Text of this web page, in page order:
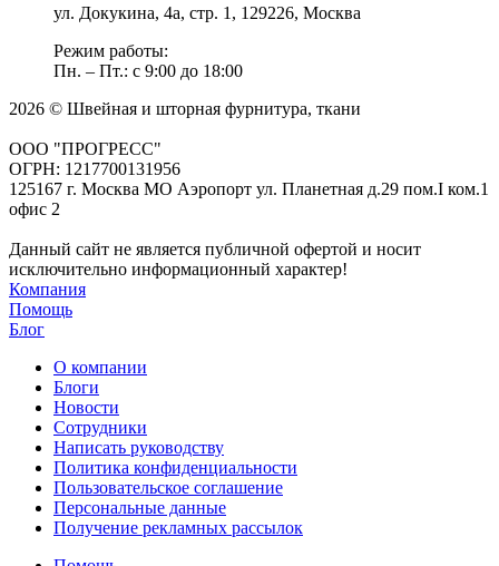
ул. Докукина, 4а, стр. 1, 129226, Москва
Режим работы:
Пн. – Пт.: с 9:00 до 18:00
2026 © Швейная и шторная фурнитура, ткани
ООО "ПРОГРЕСС"
ОГРН: 1217700131956
125167 г. Москва МО Аэропорт ул. Планетная д.29 пом.I ком.1
офис 2
Данный сайт не является публичной офертой и носит
исключительно информационный характер!
Компания
Помощь
Блог
О компании
Блоги
Новости
Сотрудники
Написать руководству
Политика конфиденциальности
Пользовательское соглашение
Персональные данные
Получение рекламных рассылок